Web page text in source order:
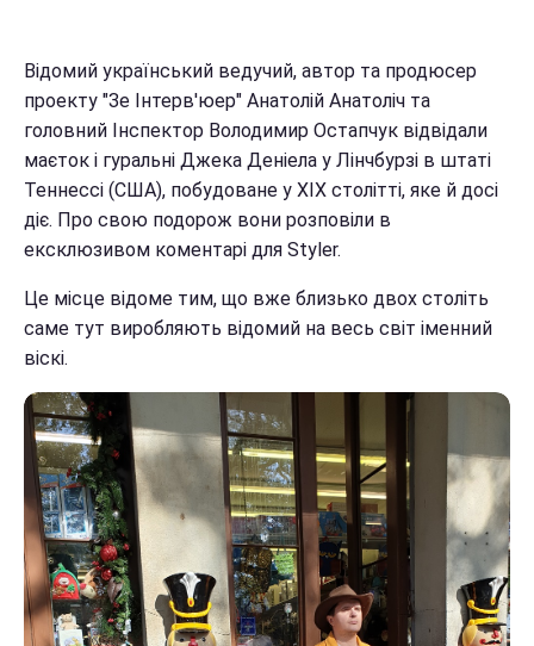
Відомий український ведучий, автор та продюсер
проекту "Зе Інтерв'юер" Анатолій Анатоліч та
головний Інспектор Володимир Остапчук відвідали
маєток і гуральні Джека Деніела у Лінчбурзі в штаті
Теннессі (США), побудоване у XIX столітті, яке й досі
діє. Про свою подорож вони розповіли в
ексклюзивом коментарі для Styler.
Це місце відоме тим, що вже близько двох століть
саме тут виробляють відомий на весь світ іменний
віскі.